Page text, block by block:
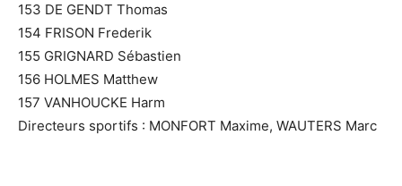
153 DE GENDT Thomas
154 FRISON Frederik
155 GRIGNARD Sébastien
156 HOLMES Matthew
157 VANHOUCKE Harm
Directeurs sportifs : MONFORT Maxime, WAUTERS Marc